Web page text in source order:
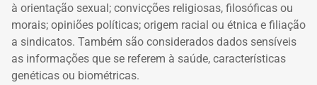
à orientação sexual; convicções religiosas, filosóficas ou
morais; opiniões políticas; origem racial ou étnica e filiação
a sindicatos. Também são considerados dados sensíveis
as informações que se referem à saúde, características
genéticas ou biométricas.